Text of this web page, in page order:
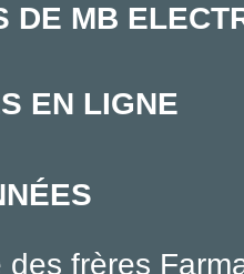
DE MB
EN LIGNE
des frères